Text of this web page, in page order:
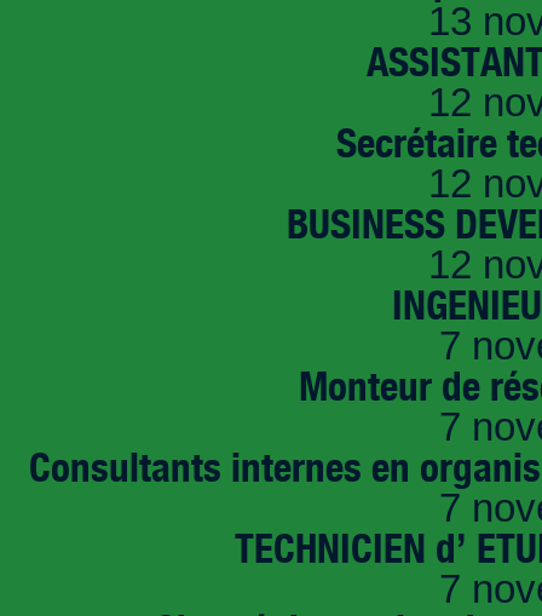
13
12
Secrétaire
12
BUSINESS
12
7
Monteur de
7
Consultants internes en
7
TECHNICIEN d’
7